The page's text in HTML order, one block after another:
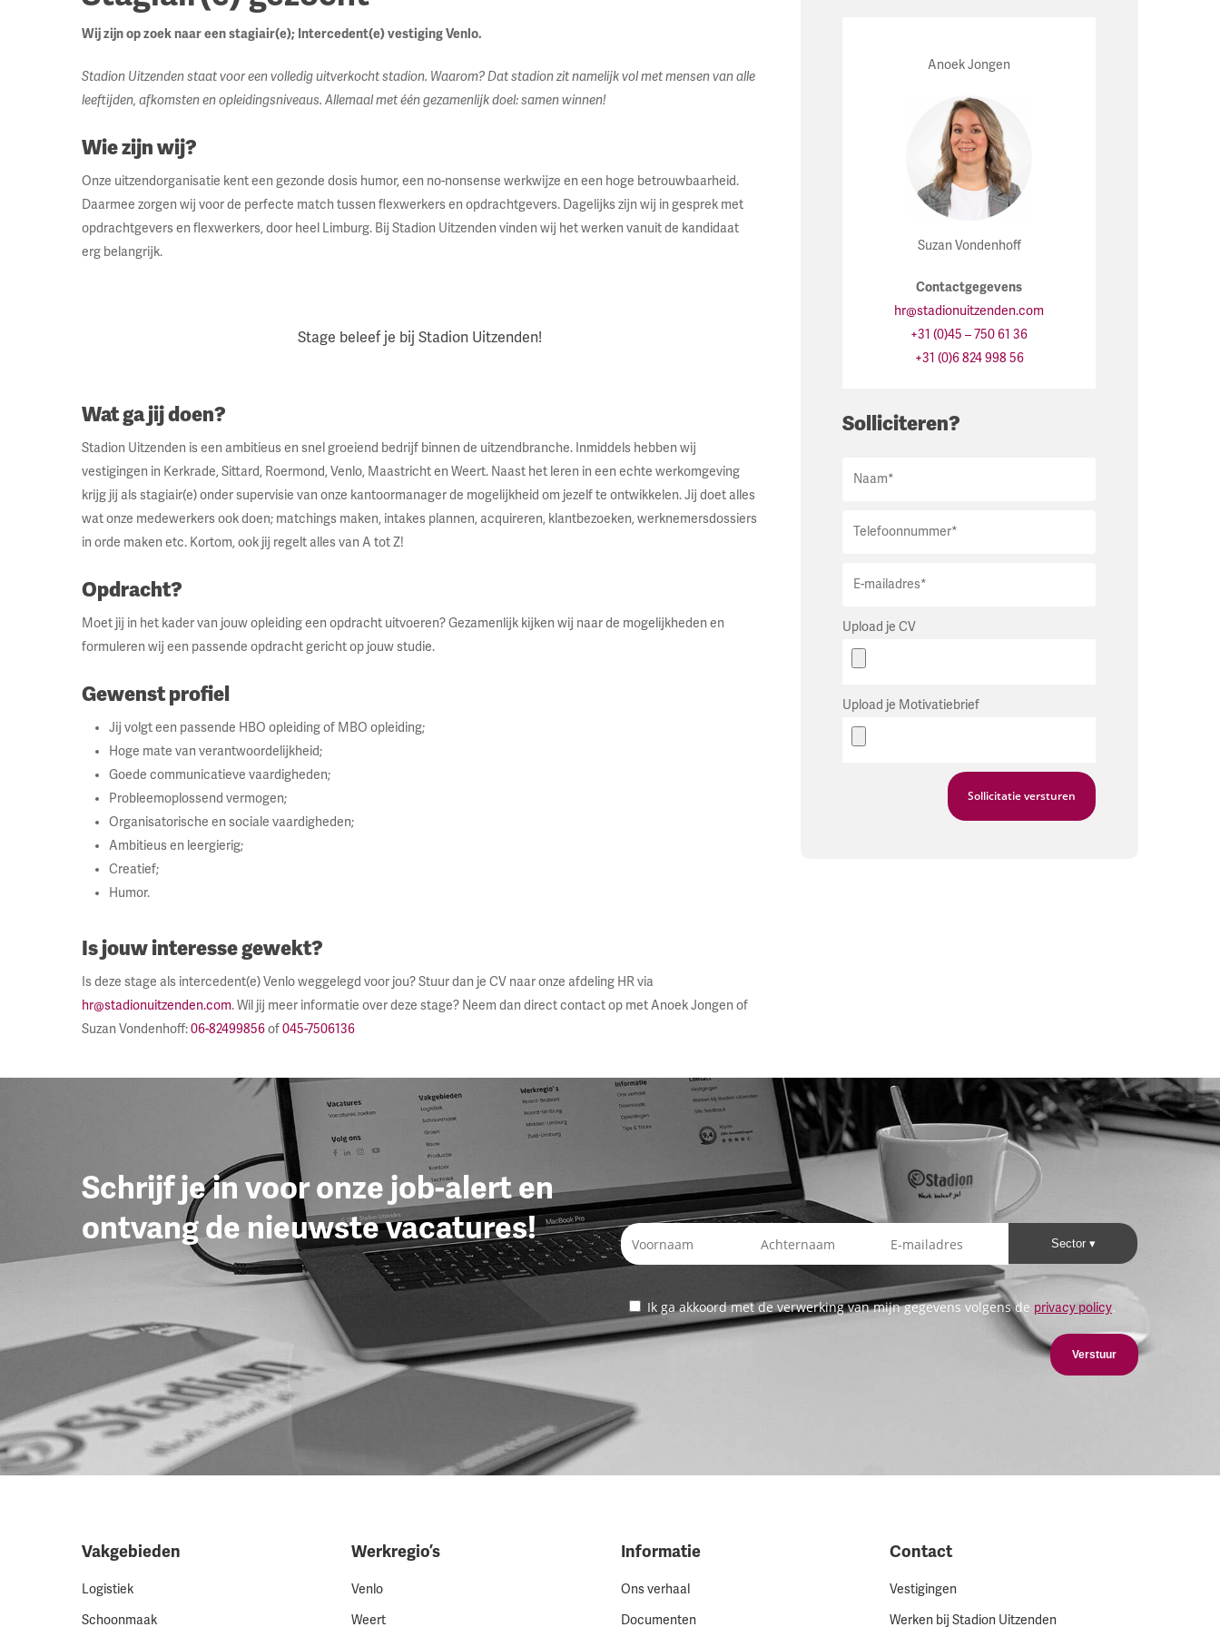
Wij zijn op zoek naar een stagiair(e); Intercedent(e) vestiging Venlo.
Stadion Uitzenden staat voor een volledig uitverkocht stadion. Waarom? Dat stadion zit namelijk vol met mensen van alle
leeftijden, afkomsten en opleidingsniveaus. Allemaal met één gezamenlijk doel: samen winnen!
Wie zijn wij?
Onze uitzendorganisatie kent een gezonde dosis humor, een no-nonsense werkwijze en een hoge betrouwbaarheid.
Daarmee zorgen wij voor de perfecte match tussen flexwerkers en opdrachtgevers. Dagelijks zijn wij in gesprek met
opdrachtgevers en flexwerkers, door heel Limburg. Bij Stadion Uitzenden vinden wij het werken vanuit de kandidaat
erg belangrijk.
Stage beleef je bij Stadion Uitzenden!
Wat ga jij doen?
Stadion Uitzenden is een ambitieus en snel groeiend bedrijf binnen de uitzendbranche. Inmiddels hebben wij
vestigingen in Kerkrade, Sittard, Roermond, Venlo, Maastricht en Weert. Naast het leren in een echte werkomgeving
krijg jij als stagiair(e) onder supervisie van onze kantoormanager de mogelijkheid om jezelf te ontwikkelen. Jij doet alles
wat onze medewerkers ook doen; matchings maken, intakes plannen, acquireren, klantbezoeken, werknemersdossiers
in orde maken etc. Kortom, ook jij regelt alles van A tot Z!
Opdracht?
Moet jij in het kader van jouw opleiding een opdracht uitvoeren? Gezamenlijk kijken wij naar de mogelijkheden en
formuleren wij een passende opdracht gericht op jouw studie.
Gewenst profiel
Jij volgt een passende HBO opleiding of MBO opleiding;
Hoge mate van verantwoordelijkheid;
Goede communicatieve vaardigheden;
Probleemoplossend vermogen;
Organisatorische en sociale vaardigheden;
Ambitieus en leergierig;
Creatief;
Humor.
Is jouw interesse gewekt?
Is deze stage als intercedent(e) Venlo weggelegd voor jou? Stuur dan je CV naar onze afdeling HR via
hr@stadionuitzenden.com. Wil jij meer informatie over deze stage? Neem dan direct contact op met Anoek Jongen of
Suzan Vondenhoff:06-82499856of045-7506136
Anoek Jongen
Suzan Vondenhoff
Contactgegevens
hr@stadionuitzenden.com
+31 (0)45 – 750 61 36
+31 (0)6 824 998 56
Solliciteren?
Upload je CV
Upload je Motivatiebrief
Schrijf je in voor onze job-alert en
ontvang de nieuwste vacatures!
Sector
Ik ga akkoord met de verwerking van mijn gegevens volgens de privacy policy.
Verstuur
Vakgebieden
Logistiek
Schoonmaak
Werkregio’s
Venlo
Weert
Informatie
Ons verhaal
Documenten
Contact
Vestigingen
Werken bij Stadion Uitzenden